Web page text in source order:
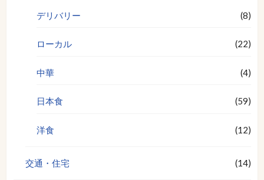
デリバリー (8)
ローカル (22)
中華 (4)
日本食 (59)
洋食 (12)
交通・住宅 (14)